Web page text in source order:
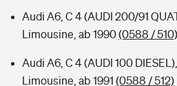
Audi A6, C 4 (AUDI 200/91
Limousine, ab 1990(0588 / 510)
Audi A6, C 4 (AUDI 100
Limousine, ab 1991 (0588 / 512)